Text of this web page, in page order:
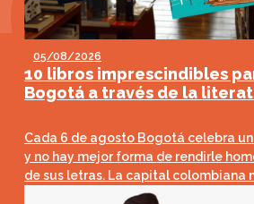
05/08/2026
10 libros imprescindibles
Bogotá a través de la
Cada 6 de agosto Bogotá celebra
y no hay mejor forma de rendirle
de sus letras. La capital colombiana